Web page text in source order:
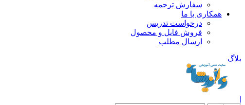
سفارش ترجمه
همکاری با ما
درخواست تدریس
فروش فایل و محصول
ارسال مطلب
بلاگ
|